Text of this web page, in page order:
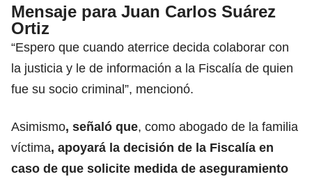
Mensaje para Juan Carlos Suárez
Ortiz
“Espero que cuando aterrice decida colaborar con
la justicia y le de información a la Fiscalía de quien
fue su socio criminal”, mencionó.
Asimismo, señaló que, como abogado de la familia
víctima, apoyará la decisión de la Fiscalía en
caso de que solicite medida de aseguramiento